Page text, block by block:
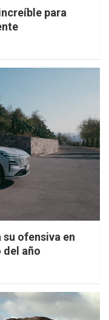
para
su ofensiva en
del año